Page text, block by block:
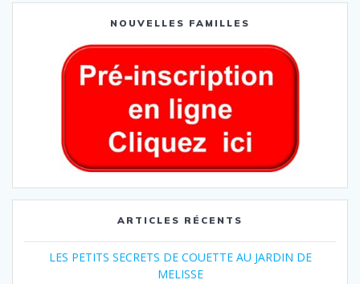
NOUVELLES FAMILLES
ARTICLES RÉCENTS
LES PETITS SECRETS DE COUETTE AU JARDIN DE
MELISSE